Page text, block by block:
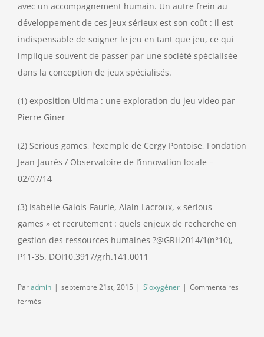
avec un accompagnement humain. Un autre frein au
développement de ces jeux sérieux est son coût : il est
indispensable de soigner le jeu en tant que jeu, ce qui
implique souvent de passer par une société spécialisée
dans la conception de jeux spécialisés.
(1) exposition Ultima : une exploration du jeu video par
Pierre Giner
(2) Serious games, l’exemple de Cergy Pontoise, Fondation
Jean-Jaurès / Observatoire de l’innovation locale –
02/07/14
(3) Isabelle Galois-Faurie, Alain Lacroux, « serious
games » et recrutement : quels enjeux de recherche en
gestion des ressources humaines ?@GRH2014/1(n°10),
P11-35. DOI10.3917/grh.141.0011
Paradmin | septembre 21st, 2015 | S'oxygéner | Commentaires
fermés